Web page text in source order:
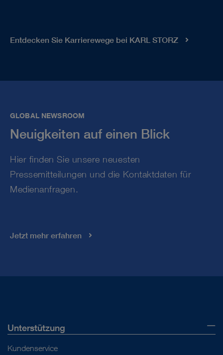
GLOBAL NEWSROOM
Neuigkeiten auf einen Blick
Hier finden Sie unsere neuesten
Pressemitteilungen und die Kontaktdaten für
Medienanfragen.
Entdecken Sie Karrierewege bei KARL STORZ
Jetzt mehr erfahren
Unterstützung
Kundenservice